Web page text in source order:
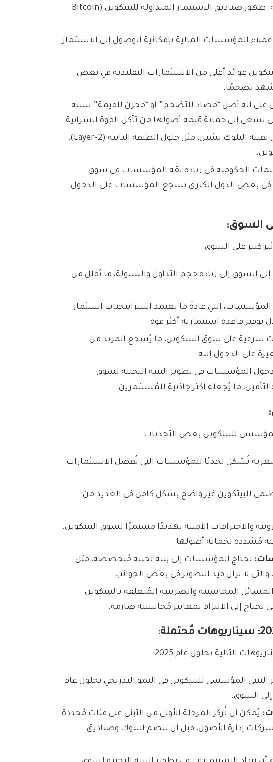
تُواجهها المؤسسات عند الاستثمار فيه. ظهور صناديق الاستثمار المتداولة للبيتكوين (Bitcoin
المؤسسات المالية بإمكانية الوصول إلى الاستثمار
عوائد أعلى من الاستثمارات التقليدية في بعض
تشهد تضخمًا.
على أنه أصل “مضاد للتضخم” أو “مخزن للقيمة” شبيه
تسعى إلى حماية قيمة أصولها من تآكل القوة الشرائية.
تُساهم التطورات في تقنية البلوك تشين، مثل حلول الطبقة الثانية (Layer-2)،
الحكومية في زيادة ثقة المؤسسات في سوق
في بعض الدول الكبرى يشجع المؤسسات على الدخول
السوق:
كبير على السوق:
السوق إلى زيادة حجم التداول والسيولة، ما يُقلل من
التي عادةً ما تعتمد استراتيجيات استثمار
قاعدة استثمارية أكثر قوة.
على سوق البيتكوين، ما يُشجع المزيد من
على الدخول إليه.
المؤسسات في تطوير البنية التحتية لسوق
ما يُجعله أكثر جاذبية للمُستثمرين.
المؤسسي للبيتكوين بعض التحديات:
تُشكل تحديًا للمؤسسات التي تُفضل الاستثمارات
للبيتكوين غير واضح بشكل كامل في العديد من
والاختراقات الأمنية تهديدًا مستمرًا لسوق البيتكوين.
مُشددة لحماية أصولها.
تحتاج المؤسسات إلى بنية تحتية مُتخصصة، مثل
لا تزال قيد التطوير في بعض الجوانب.
المسائل المحاسبية والضريبية المُتعلقة بالبيتكوين
إلى الالتزام بمعايير مُحاسبية صارمة.
التالية بحلول عام 2025:
المؤسسي للبيتكوين في النمو التدريجي بحلول عام
يُمكن أن تُركز المرحلة الأولى من التبني على فئات مُحددة
إدارة الأصول، قبل أن تنضم البنوك وصناديق